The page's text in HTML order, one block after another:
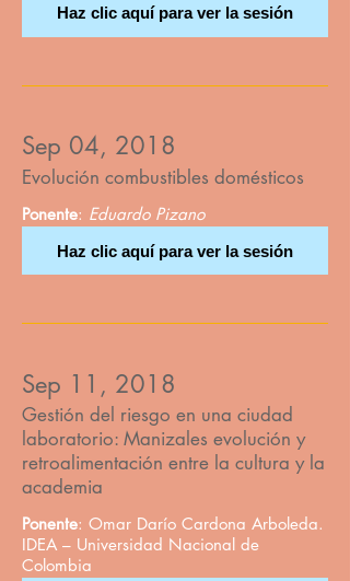
Haz clic aquí para ver la sesión
Sep 04, 2018
Evolución combustibles domésticos
Ponente: Eduardo Pizano
Haz clic aquí para ver la sesión
Sep 11, 2018
Gestión del riesgo en una ciudad
laboratorio: Manizales evolución y
retroalimentación entre la cultura y la
academia
Ponente: Omar Darío Cardona Arboleda.
IDEA – Universidad Nacional de
Colombia